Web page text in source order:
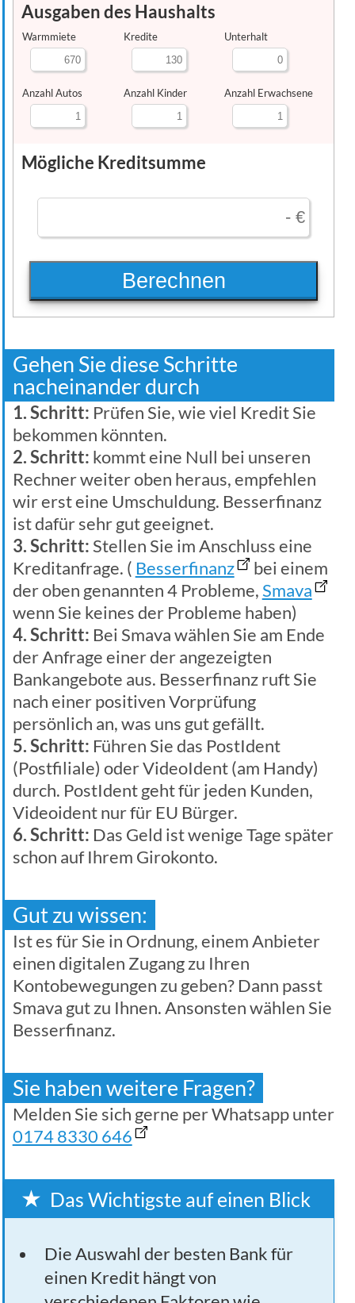
Ausgaben des Haushalts
Warmmiete Kredite Unterhalt
Anzahl Autos Anzahl Kinder Anzahl Erwachsene
Mögliche Kreditsumme
Berechnen
Gehen Sie diese Schritte
nacheinander durch
1. Schritt: Prüfen Sie, wie viel Kredit Sie
bekommen könnten.
2. Schritt: kommt eine Null bei unseren
Rechner weiter oben heraus, empfehlen
wir erst eine Umschuldung. Besserfinanz
ist dafür sehr gut geeignet.
3. Schritt: Stellen Sie im Anschluss eine
Kreditanfrage. ( Besserfinanz
bei einem
der oben genannten 4 Probleme,Smava
wenn Sie keines der Probleme haben)
4. Schritt: Bei Smava wählen Sie am Ende
der Anfrage einer der angezeigten
Bankangebote aus. Besserfinanz ruft Sie
nach einer positiven Vorprüfung
persönlich an, was uns gut gefällt.
5. Schritt: Führen Sie das PostIdent
(Postfiliale) oder VideoIdent (am Handy)
durch. PostIdent geht für jeden Kunden,
Videoident nur für EU Bürger.
6. Schritt: Das Geld ist wenige Tage später
schon auf Ihrem Girokonto.
Gut zu wissen:
Ist es für Sie in Ordnung, einem Anbieter
einen digitalen Zugang zu Ihren
Kontobewegungen zu geben? Dann passt
Smava gut zu Ihnen. Ansonsten wählen Sie
Besserfinanz.
Sie haben weitere Fragen?
Melden Sie sich gerne per Whatsapp unter
0174 8330 646
Das Wichtigste auf einen Blick
Die Auswahl der besten Bank für
einen Kredit hängt von